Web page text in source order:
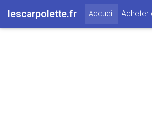
lescarpolette.fr Accueil (current)
Acheter